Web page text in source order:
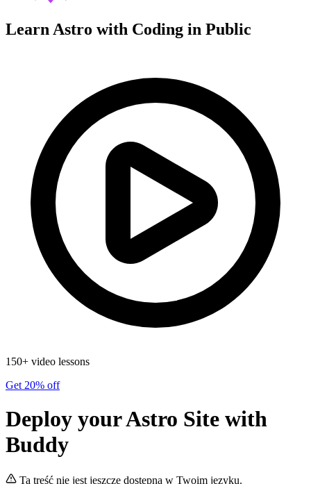
Learn Astro with Coding in Public
150+ video lessons
Get 20% off
Deploy your Astro Site with
Buddy
Ta treść nie jest jeszcze dostępna w Twoim języku.